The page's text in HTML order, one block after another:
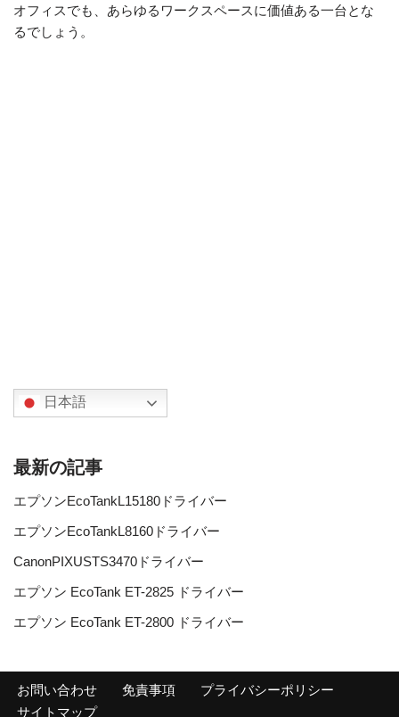
オフィスでも、あらゆるワークスペースに価値ある一台とな
るでしょう。
日本語
最新の記事
エプソンEcoTankL15180ドライバー
エプソンEcoTankL8160ドライバー
CanonPIXUSTS3470ドライバー
エプソン EcoTank ET-2825 ドライバー
エプソン EcoTank ET-2800 ドライバー
お問い合わせ 免責事項
プライバシーポリシー
サイトマップ